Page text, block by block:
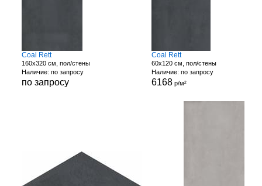
Coal Rett
160x320 см, пол/стены
Наличие: по запросу
по запросу
Coal Rett
60x120 см, пол/стены
Наличие: по запросу
6168 р/м²